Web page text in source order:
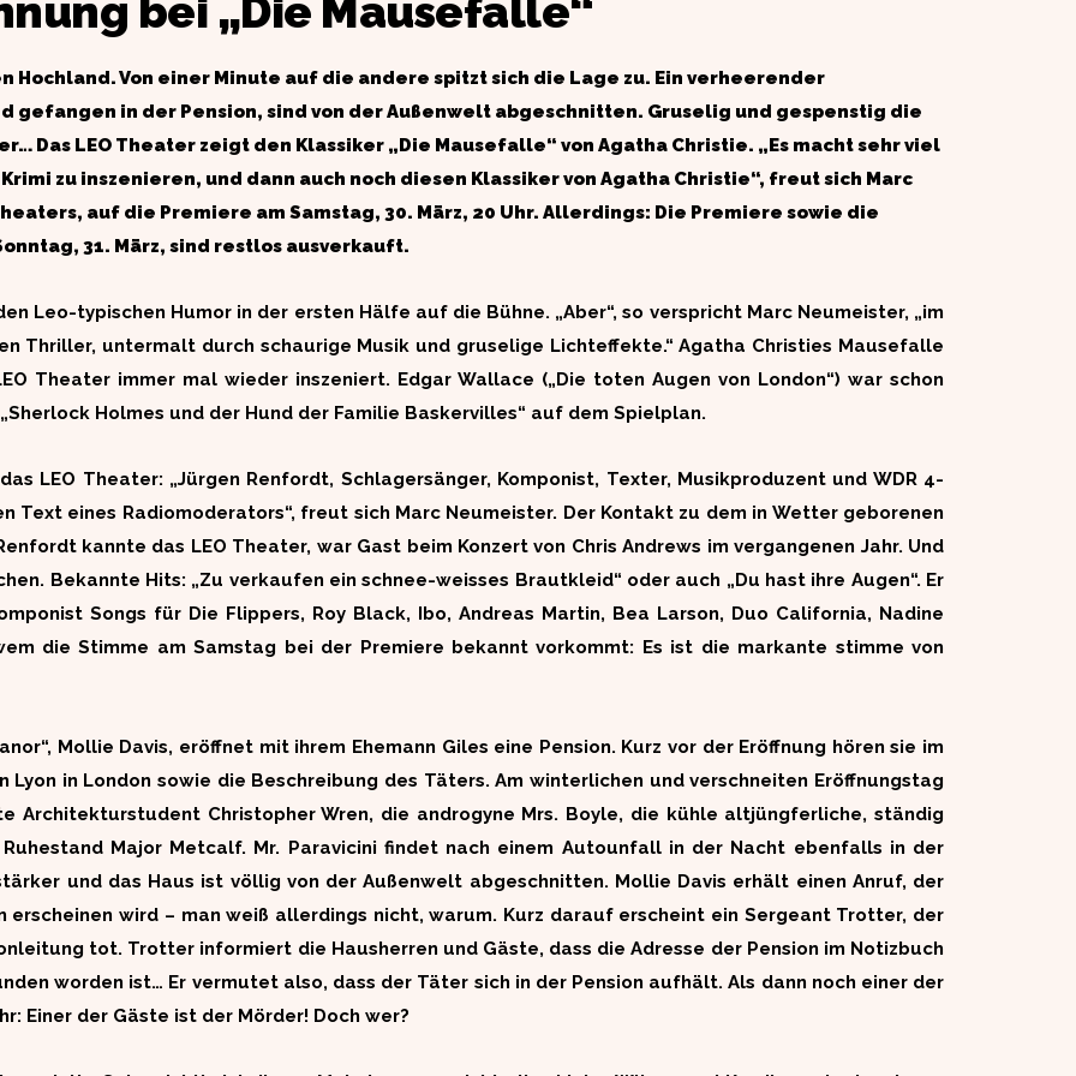
bei „Die Mausefalle“
Hochland. Von einer Minute auf die andere spitzt sich die Lage zu. Ein verheerender
gefangen in der Pension, sind von der Außenwelt abgeschnitten. Gruselig und gespenstig die
Das LEO Theater zeigt den Klassiker „Die Mausefalle“ von Agatha Christie. „Es macht sehr viel
zu inszenieren, und dann auch noch diesen Klassiker von Agatha Christie“, freut sich Marc
auf die Premiere am Samstag, 30. März, 20 Uhr. Allerdings: Die Premiere sowie die
31. März, sind restlos ausverkauft.
Leo-typischen Humor in der ersten Hälfe auf die Bühne. „Aber“, so verspricht Marc Neumeister, „im
Thriller, untermalt durch schaurige Musik und gruselige Lichteffekte.“ Agatha Christies Mausefalle
Theater immer mal wieder inszeniert. Edgar Wallace („Die toten Augen von London“) war schon
Holmes und der Hund der Familie Baskervilles“ auf dem Spielplan.
LEO Theater: „Jürgen Renfordt, Schlagersänger, Komponist, Texter, Musikproduzent und WDR 4-
Text eines Radiomoderators“, freut sich Marc Neumeister. Der Kontakt zu dem in Wetter geborenen
kannte das LEO Theater, war Gast beim Konzert von Chris Andrews im vergangenen Jahr. Und
Bekannte Hits: „Zu verkaufen ein schnee-weisses Brautkleid“ oder auch „Du hast ihre Augen“. Er
Songs für Die Flippers, Roy Black, Ibo, Andreas Martin, Bea Larson, Duo California, Nadine
die Stimme am Samstag bei der Premiere bekannt vorkommt: Es ist die markante stimme von
Mollie Davis, eröffnet mit ihrem Ehemann Giles eine Pension. Kurz vor der Eröffnung hören sie im
Lyon in London sowie die Beschreibung des Täters. Am winterlichen und verschneiten Eröffnungstag
Architekturstudent Christopher Wren, die androgyne Mrs. Boyle, die kühle altjüngferliche, ständig
Major Metcalf. Mr. Paravicini findet nach einem Autounfall in der Nacht ebenfalls in der
und das Haus ist völlig von der Außenwelt abgeschnitten. Mollie Davis erhält einen Anruf, der
erscheinen wird – man weiß allerdings nicht, warum. Kurz darauf erscheint ein Sergeant Trotter, der
tot. Trotter informiert die Hausherren und Gäste, dass die Adresse der Pension im Notizbuch
worden ist… Er vermutet also, dass der Täter sich in der Pension aufhält. Als dann noch einer der
Einer der Gäste ist der Mörder! Doch wer?